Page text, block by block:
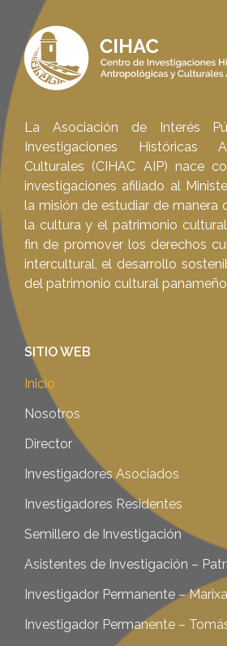
La Asociación de Interés
Investigaciones Históricas
Culturales (CIHAC AIP) nace
investigaciones afiliado al
la misión de estudiar de manera
la cultura y el patrimonio
fin de promover los derechos
intercultural, el desarrollo
del patrimonio cultural
SITIO WEB
Inicio
Nosotros
Director
Investigadores Asociados
Investigadores Residentes
Semillero de Investigación
Asistentes de Investigación –
Investigador Permanente –
Investigador Permanente –